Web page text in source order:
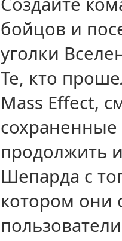
бойцов и
уголки
Те, кто
Mass Effect,
продолжить
Шепарда с
котором они